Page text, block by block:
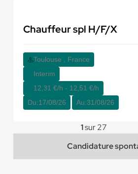
Chauffeur spl H/F/X
Toulouse , France
Interim
12,31 €/h - 12,51 €/h
Du:17/08/26 Au:31/08/26
1sur 27
Candidature